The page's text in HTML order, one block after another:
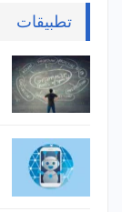
تطبيقات